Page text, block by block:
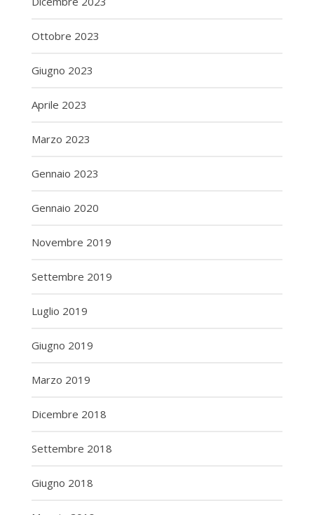
Ottobre 2023
Giugno 2023
Aprile 2023
Marzo 2023
Gennaio 2023
Gennaio 2020
Novembre 2019
Settembre 2019
Luglio 2019
Giugno 2019
Marzo 2019
Dicembre 2018
Settembre 2018
Giugno 2018